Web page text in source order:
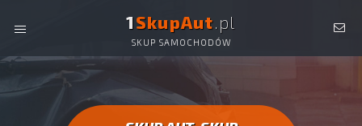
1SkupAut.pl
SKUP SAMOCHODÓW
AUTO SKUP GOSTYŃ -
SAMOCHODÓW GOSTYŃ